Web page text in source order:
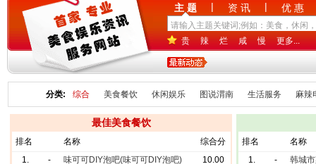
主 题 | 资 讯 | 优 惠
贵 辣 烂 咸 慢 更多...
分类: 综合 美食餐饮 休闲娱乐 图说渭南 生活服务 麻辣
最佳美食餐饮
排名 名称
综合分
1.
- 味可可DIY泡吧(味可可DIY泡吧)
10.00
排名
名称
1.
-
韩城